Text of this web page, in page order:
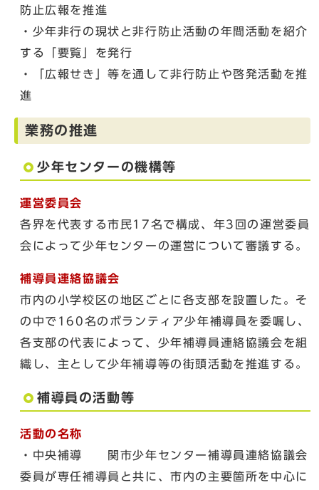
防止広報を推進
・少年非行の現状と非行防止活動の年間活動を紹介
する「要覧」を発行
・「広報せき」等を通して非行防止や啓発活動を推
進
業務の推進
少年センターの機構等
運営委員会
各界を代表する市民17名で構成、年3回の運営委員
会によって少年センターの運営について審議する。
補導員連絡協議会
市内の小学校区の地区ごとに各支部を設置した。そ
の中で160名のボランティア少年補導員を委嘱し、
各支部の代表によって、少年補導員連絡協議会を組
織し、主として少年補導等の街頭活動を推進する。
補導員の活動等
活動の名称
・中央補導 関市少年センター補導員連絡協議会
委員が専任補導員と共に、市内の主要箇所を中心に